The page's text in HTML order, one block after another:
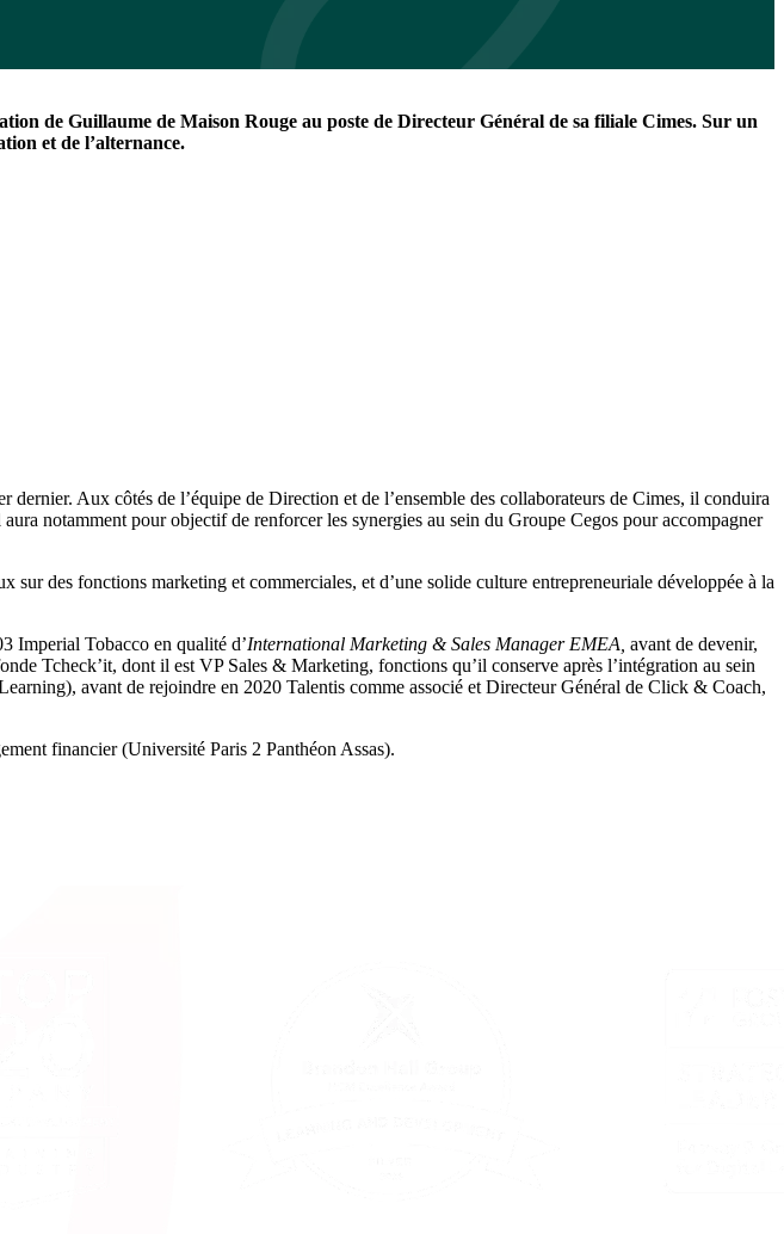
de Guillaume de Maison Rouge au poste de Directeur Général de sa filiale Cimes. Sur un
et de l’alternance.
Aux côtés de l’équipe de Direction et de l’ensemble des collaborateurs de Cimes, il conduira
notamment pour objectif de renforcer les synergies au sein du Groupe Cegos pour accompagner
des fonctions marketing et commerciales, et d’une solide culture entrepreneuriale développée à la
Imperial Tobacco en qualité d’International Marketing & Sales Manager EMEA, avant de devenir,
Tcheck’it, dont il est VP Sales & Marketing, fonctions qu’il conserve après l’intégration au sein
avant de rejoindre en 2020 Talentis comme associé et Directeur Général de Click & Coach,
financier (Université Paris 2 Panthéon Assas).